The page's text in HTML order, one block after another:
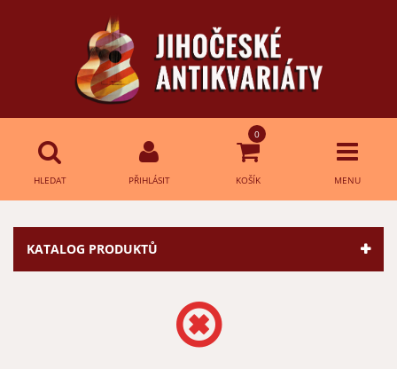
HLEDAT PŘIHLÁSIT
0
KOŠÍK MENU
Přihlášení
KATALOG PRODUKTŮ